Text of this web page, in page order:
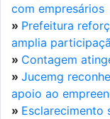
com empresários
» Prefeitura
amplia
» Contagem
» Jucemg
apoio ao
» Esclarecimento